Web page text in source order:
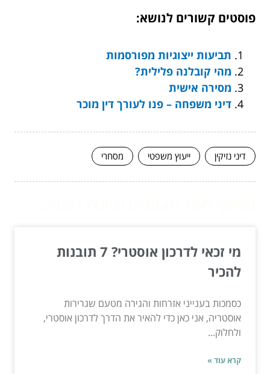
פוסטים קשורים לנושא:
תביעות ייצוגיות מפורסמות
מהי קובלנה פלילית?
מסירה אישית
דיני משפחה – פנו לעורך דין מוכר
דיני נזיקין ייעוץ משפטי מסחרי
מי זכאי לדרכון אוסטרי? 7 תובנות
להכיר
כסמכות בענייני אזרחות והגירה מטעם שגרירות
אוסטריה, אני כאן כדי להאיר את הדרך לדרכון אוסטרי,
ולחלוק...
קרא עוד »